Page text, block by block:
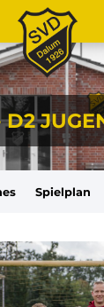
Spielplan